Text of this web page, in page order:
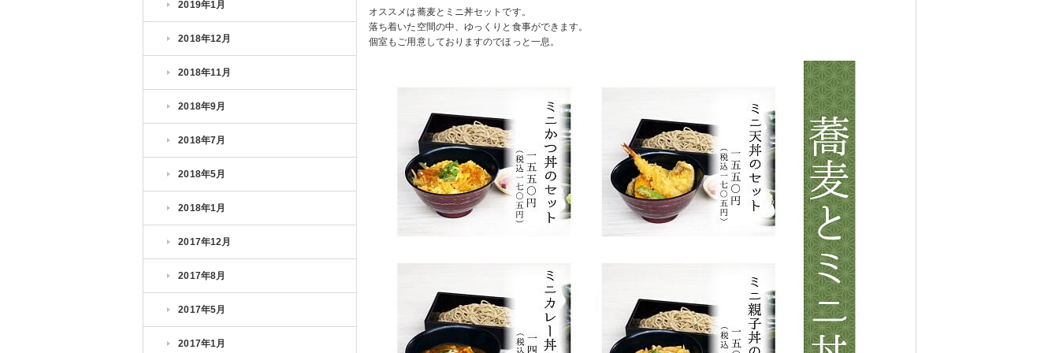
2019年1月
2018年12月
2018年11月
2018年9月
2018年7月
2018年5月
2018年1月
2017年12月
2017年8月
2017年5月
2017年1月
オススメは蕎麦とミニ丼セットです。
落ち着いた空間の中、ゆっくりと食事ができます。
個室もご用意しておりますのでほっと一息。